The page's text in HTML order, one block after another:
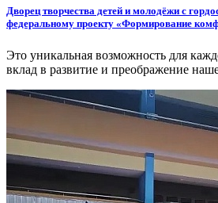
Дворец творчества детей и молодёжи с
федеральному проекту «Формирование
Это уникальная возможность для
вклад в развитие и преображение